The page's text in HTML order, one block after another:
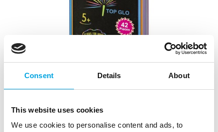
Consent Details About
This website uses cookies
We use cookies to personalise content and ads, to